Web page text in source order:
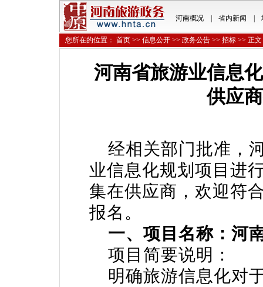
河南概况| 省内新闻
您所在的位置： 首页 >> 信息公开 >> 政务公告 >> 招标 >> 正文
河南省旅游业信息
供应
经相关部门批准，
业信息化规划项目进
集在供应商，欢迎符
报名。
一、项目名称：河
项目简要说明：
明确旅游信息化对